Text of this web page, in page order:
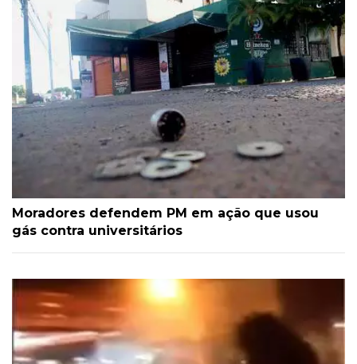
Moradores defendem PM em ação que usou
gás contra universitários